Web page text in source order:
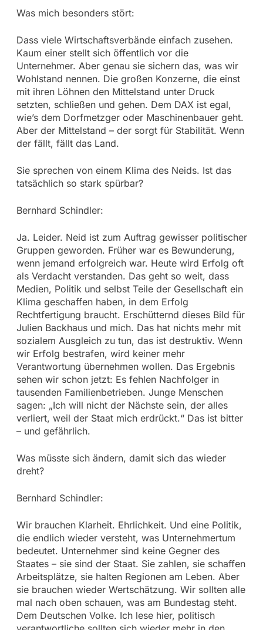
Was mich besonders stört:
Dass viele Wirtschaftsverbände einfach zusehen.
Kaum einer stellt sich öffentlich vor die
Unternehmer. Aber genau sie sichern das, was wir
Wohlstand nennen. Die großen Konzerne, die einst
mit ihren Löhnen den Mittelstand unter Druck
setzten, schließen und gehen. Dem DAX ist egal,
wie’s dem Dorfmetzger oder Maschinenbauer geht.
Aber der Mittelstand – der sorgt für Stabilität. Wenn
der fällt, fällt das Land.
Sie sprechen von einem Klima des Neids. Ist das
tatsächlich so stark spürbar?
Bernhard Schindler:
Ja. Leider. Neid ist zum Auftrag gewisser politischer
Gruppen geworden. Früher war es Bewunderung,
wenn jemand erfolgreich war. Heute wird Erfolg oft
als Verdacht verstanden. Das geht so weit, dass
Medien, Politik und selbst Teile der Gesellschaft ein
Klima geschaffen haben, in dem Erfolg
Rechtfertigung braucht. Erschütternd dieses Bild für
Julien Backhaus und mich. Das hat nichts mehr mit
sozialem Ausgleich zu tun, das ist destruktiv. Wenn
wir Erfolg bestrafen, wird keiner mehr
Verantwortung übernehmen wollen. Das Ergebnis
sehen wir schon jetzt: Es fehlen Nachfolger in
tausenden Familienbetrieben. Junge Menschen
sagen: „Ich will nicht der Nächste sein, der alles
verliert, weil der Staat mich erdrückt.“ Das ist bitter
– und gefährlich.
Was müsste sich ändern, damit sich das wieder
dreht?
Bernhard Schindler:
Wir brauchen Klarheit. Ehrlichkeit. Und eine Politik,
die endlich wieder versteht, was Unternehmertum
bedeutet. Unternehmer sind keine Gegner des
Staates – sie sind der Staat. Sie zahlen, sie schaffen
Arbeitsplätze, sie halten Regionen am Leben. Aber
sie brauchen wieder Wertschätzung. Wir sollten alle
mal nach oben schauen, was am Bundestag steht.
Dem Deutschen Volke. Ich lese hier, politisch